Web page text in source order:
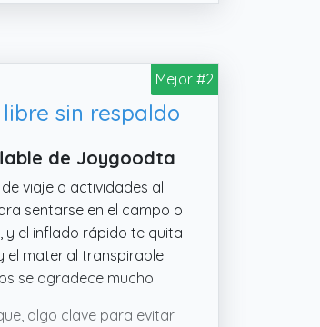
Mejor #2
sin respaldo
de Joygoodta
viaje o actividades al
sentarse en el campo o
y el inflado rápido te quita
el material transpirable
se agradece mucho.
algo clave para evitar